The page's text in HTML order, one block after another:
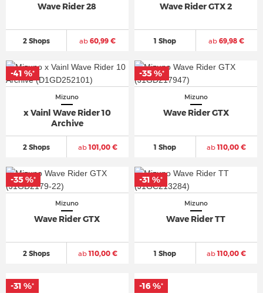
Wave Rider 28
2 Shops ab 60,99 €
Wave Rider GTX 2
1 Shop ab 69,98 €
Mizuno
x Vainl Wave Rider 10
Archive
2 Shops ab101,00 €
-41 %*
Mizuno
Wave Rider GTX
1 Shop ab110,00 €
-35 %*
Mizuno
Wave Rider GTX
2 Shops ab110,00 €
-35 %*
Mizuno
Wave Rider TT
1 Shop ab110,00 €
-31 %*
-31 %* -16 %*